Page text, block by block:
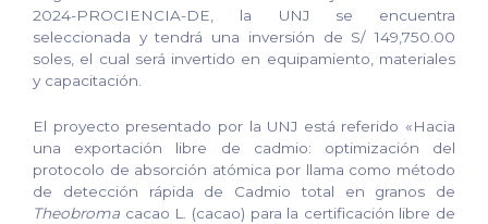
2024-PROCIENCIA-DE, la UNJ se encuentra
seleccionada y tendrá una inversión de S/ 149,750.00
soles, el cual será invertido en equipamiento, materiales
y capacitación.
El proyecto presentado por la UNJ está referido «Hacia
una exportación libre de cadmio: optimización del
protocolo de absorción atómica por llama como método
de detección rápida de Cadmio total en granos de
Theobroma cacao L. (cacao) para la certificación libre de